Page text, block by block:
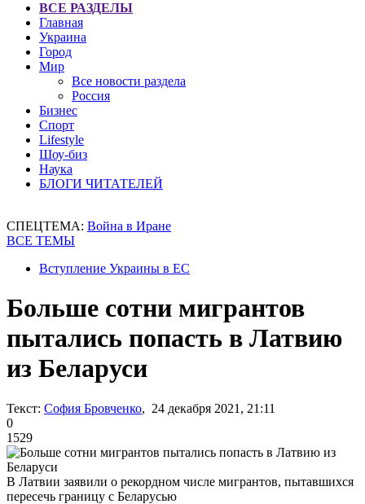
ВСЕ РАЗДЕЛЫ
Главная
Украина
Город
Мир
Все новости раздела
Россия
Бизнес
Спорт
Lifestyle
Шоу-биз
Наука
БЛОГИ ЧИТАТЕЛЕЙ
СПЕЦТЕМА: Война в Иране
ВСЕ ТЕМЫ
Вступление Украины в ЕС
Больше сотни мигрантов
пытались попасть в Латвию
из Беларуси
Текст: София Бровченко, 24 декабря 2021, 21:11
0
1529
В Латвии заявили о рекордном числе мигрантов, пытавшихся
пересечь границу с Беларусью